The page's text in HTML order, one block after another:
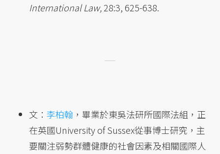
International Law,28:3, 625-638.
文：李柏翰 ，畢業於東吳法研所國際法組，正
在英國University of Sussex從事博士研究，主
要關注弱勢群體健康的社會因素及相關國際人